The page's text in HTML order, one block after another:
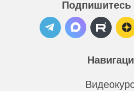
Подпишитесь